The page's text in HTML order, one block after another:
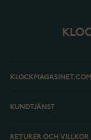
KLOCKMAGASINET.COM
KUNDTJÄNST
RETURER OCH VILLKOR